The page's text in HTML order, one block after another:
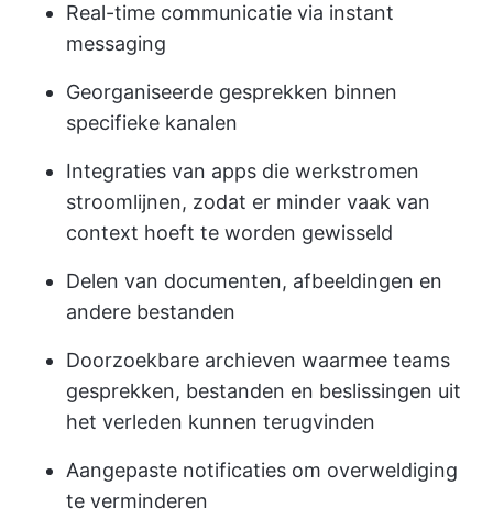
Real-time communicatie via instant
messaging
Georganiseerde gesprekken binnen
specifieke kanalen
Integraties van apps die werkstromen
stroomlijnen, zodat er minder vaak van
context hoeft te worden gewisseld
Delen van documenten, afbeeldingen en
andere bestanden
Doorzoekbare archieven waarmee teams
gesprekken, bestanden en beslissingen uit
het verleden kunnen terugvinden
Aangepaste notificaties om overweldiging
te verminderen